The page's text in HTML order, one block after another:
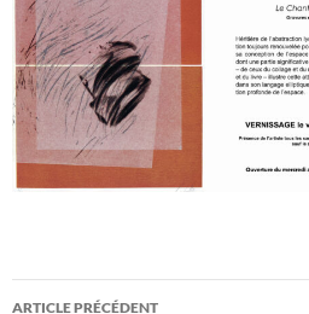
Navigation
ARTICLE PRÉCÉDENT